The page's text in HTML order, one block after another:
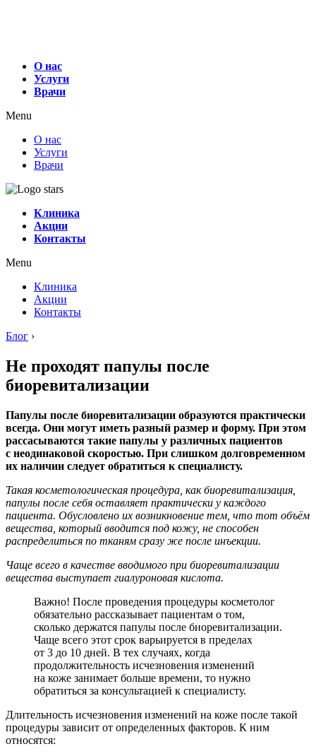
О нас
Услуги
Врачи
Menu
О нас
Услуги
Врачи
Клиника
Акции
Контакты
Menu
Клиника
Акции
Контакты
Блог ›
Не проходят папулы после
биоревитализации
Папулы после биоревитализации образуются практически
всегда. Они могут иметь разный размер и форму. При этом
рассасываются такие папулы у различных пациентов
с неодинаковой скоростью. При слишком долговременном
их наличии следует обратиться к специалисту.
Такая косметологическая процедура, как биоревитализация,
папулы после себя оставляет практически у каждого
пациента. Обусловлено их возникновение тем, что тот объём
вещества, который вводится под кожу, не способен
распределиться по тканям сразу же после инъекции.
Чаще всего в качестве вводимого при биоревитализации
вещества выступает гиалуроновая кислота.
Важно! После проведения процедуры косметолог
обязательно рассказывает пациентам о том,
сколько держатся папулы после биоревитализации.
Чаще всего этот срок варьируется в пределах
от 3 до 10 дней. В тех случаях, когда
продолжительность исчезновения изменений
на коже занимает больше времени, то нужно
обратиться за консультацией к специалисту.
Длительность исчезновения изменений на коже после такой
процедуры зависит от определенных факторов. К ним
относятся: